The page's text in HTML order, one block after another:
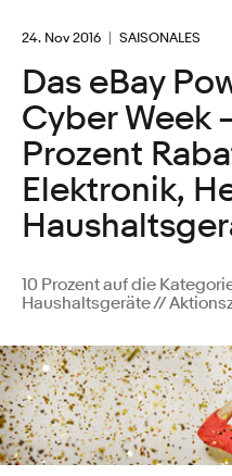
24. Nov 2016 SAISONALES
Das eBay
Cyber Week
Prozent
Elektronik,
10 Prozent auf die
Haushaltsgeräte //